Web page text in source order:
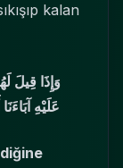
kalan
وَإِذَا قِيلَ
عَلَيْهِ